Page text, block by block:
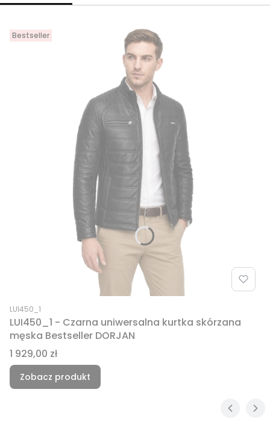
Bestseller
Kod produktu
LUI450_1
LUI450_1 - Czarna uniwersalna kurtka skórzana
męska Bestseller DORJAN
Cena
1 929,00 zł
Zobacz produkt